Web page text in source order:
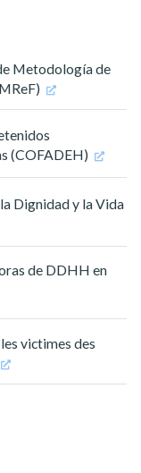
Metodología de
(COFADEH)
Dignidad y la Vida
de DDHH en
victimes des